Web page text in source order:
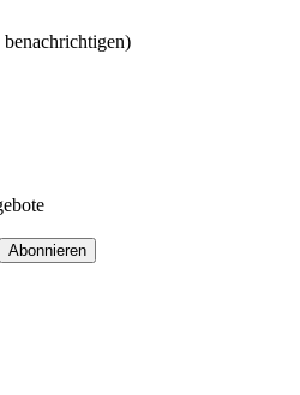
Abonnieren